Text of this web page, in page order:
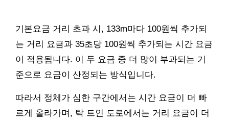
기본요금 거리 초과 시, 133m마다 100원씩 추가되
는 거리 요금과 35초당 100원씩 추가되는 시간 요금
이 적용됩니다. 이 두 요금 중 더 많이 부과되는 기
준으로 요금이 산정되는 방식입니다.
따라서 정체가 심한 구간에서는 시간 요금이 더 빠
르게 올라가며, 탁 트인 도로에서는 거리 요금이 더